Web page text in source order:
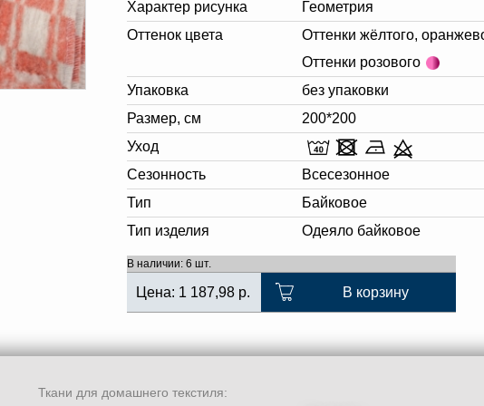
Характер рисунка
Геометрия
Оттенок цвета
Оттенки жёлтого,
Оттенки розового
Упаковка
без упаковки
Размер, см
200*200
Уход
Сезонность
Всесезонное
Тип
Байковое
Тип изделия
Одеяло байковое
В наличии: 6 шт.
Цена: 1 187,98 р. В корзину
Ткани для домашнего текстиля: